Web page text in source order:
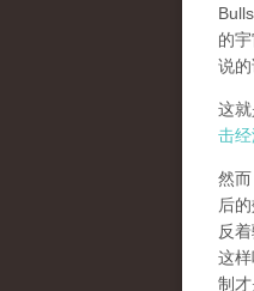
的
说
这
击经
然
后
反
这
制